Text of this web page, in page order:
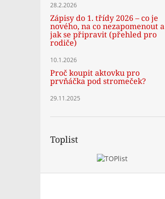
28.2.2026
Zápisy do 1. třídy 2026 – co je
nového, na co nezapomenout a
jak se připravit (přehled pro
rodiče)
10.1.2026
Proč koupit aktovku pro
prvňáčka pod stromeček?
29.11.2025
Toplist